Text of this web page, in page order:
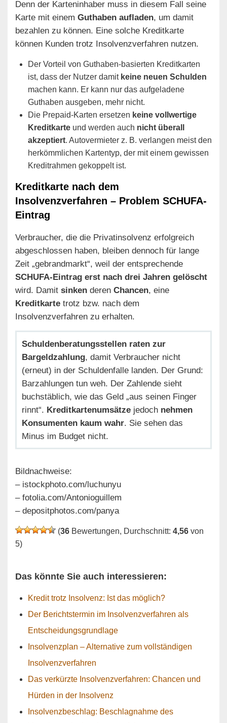
Denn der Karteninhaber muss in diesem Fall seine
Karte mit einem Guthaben aufladen, um damit
bezahlen zu können. Eine solche Kreditkarte
können Kunden trotz Insolvenzverfahren nutzen.
Der Vorteil von Guthaben-basierten Kreditkarten
ist, dass der Nutzer damit keine neuen Schulden
machen kann. Er kann nur das aufgeladene
Guthaben ausgeben, mehr nicht.
Die Prepaid-Karten ersetzen keine vollwertige
Kreditkarte und werden auch nicht überall
akzeptiert. Autovermieter z. B. verlangen meist den
herkömmlichen Kartentyp, der mit einem gewissen
Kreditrahmen gekoppelt ist.
Kreditkarte nach dem
Insolvenzverfahren – Problem SCHUFA-
Eintrag
Verbraucher, die die Privatinsolvenz erfolgreich
abgeschlossen haben, bleiben dennoch für lange
Zeit „gebrandmarkt“, weil der entsprechende
SCHUFA-Eintrag erst nach drei Jahren gelöscht
wird. Damit sinken deren Chancen , eine
Kreditkarte trotz bzw. nach dem
Insolvenzverfahren zu erhalten.
Schuldenberatungsstellen raten zur
Bargeldzahlung , damit Verbraucher nicht
(erneut) in der Schuldenfalle landen. Der Grund:
Barzahlungen tun weh. Der Zahlende sieht
buchstäblich, wie das Geld „aus seinen Finger
rinnt“. Kreditkartenumsätze jedoch nehmen
Konsumenten kaum wahr . Sie sehen das
Minus im Budget nicht.
Bildnachweise:
– istockphoto.com/luchunyu
– fotolia.com/Antonioguillem
– depositphotos.com/panya
(36 Bewertungen, Durchschnitt: 4,56 von
5)
Das könnte Sie auch interessieren:
Kredit trotz Insolvenz: Ist das möglich?
Der Berichtstermin im Insolvenzverfahren als
Entscheidungsgrundlage
Insolvenzplan – Alternative zum vollständigen
Insolvenzverfahren
Das verkürzte Insolvenzverfahren: Chancen und
Hürden in der Insolvenz
Insolvenzbeschlag: Beschlagnahme des